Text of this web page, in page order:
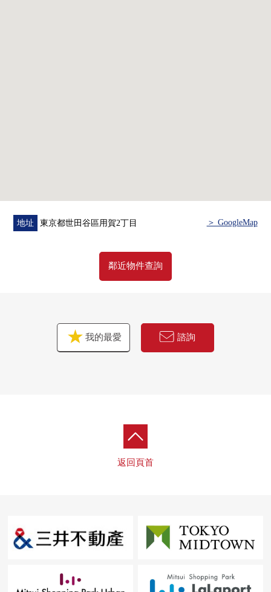
○ 組合廚房交換
○ 整體衛浴交換
○ 廁所更換
○ 照明交換
○ 嵌入燈增設
○ 浴室暖氣烘乾機交換
地址 東京都世田谷區用賀2丁目 ＞ GoogleMap
鄰近物件查詢
我的最愛 諮詢
返回頁首